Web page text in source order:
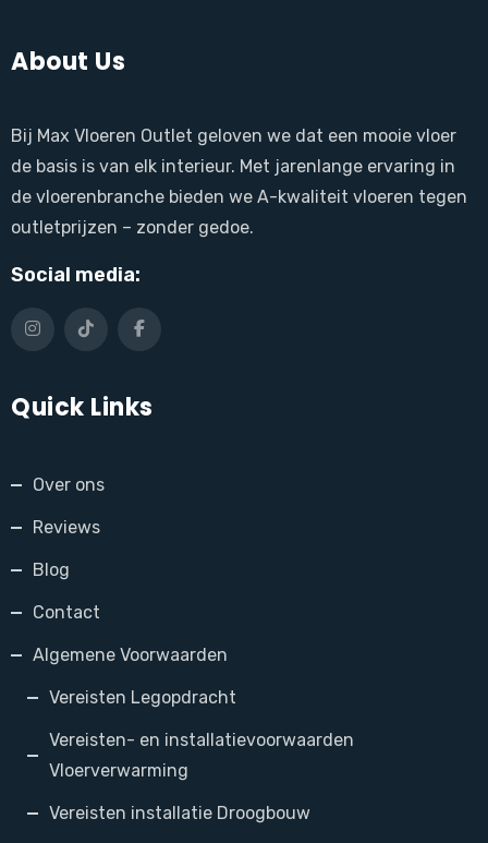
About Us
Bij Max Vloeren Outlet geloven we dat een mooie vloer
de basis is van elk interieur. Met jarenlange ervaring in
de vloerenbranche bieden we A-kwaliteit vloeren tegen
outletprijzen – zonder gedoe.
Social media:
Quick Links
Over ons
Reviews
Blog
Contact
Algemene Voorwaarden
Vereisten Legopdracht
Vereisten- en installatievoorwaarden
Vloerverwarming
Vereisten installatie Droogbouw